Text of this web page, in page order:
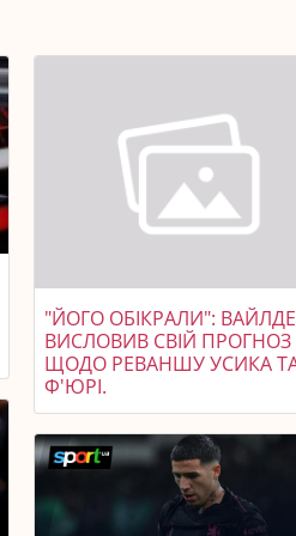
"ЙОГО ОБІКРАЛИ":
ВИСЛОВИВ СВІЙ ПРОГНОЗ
ЩОДО РЕВАНШУ УСИКА
Ф'ЮРІ.